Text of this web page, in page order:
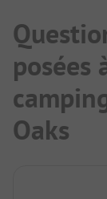
posées
Oaks